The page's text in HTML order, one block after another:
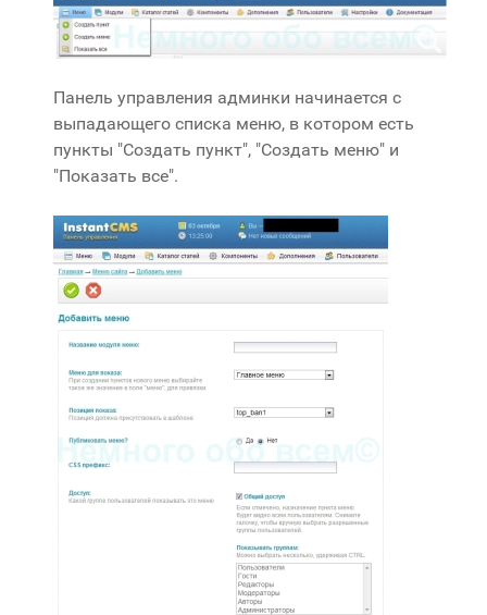
Панель управления админки начинается с
выпадающего списка меню, в котором есть
пункты "Создать пункт", "Создать меню" и
"Показать все".